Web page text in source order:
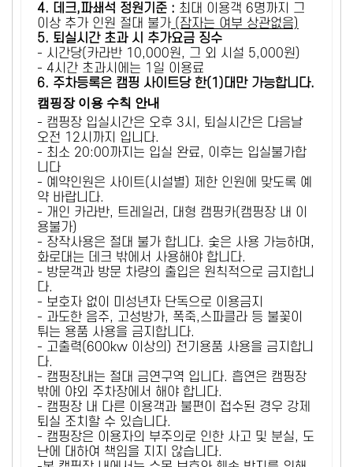
4. 데크,파쇄석 정원기준 : ​최대 이용객 6명까지 그
이상 추가 인원 절대 불가 (잠자는 여부 상관없음)
5. 퇴실시간 초과 시 추가요금 징수
- 시간당(카라반 10,000원, 그 외 시설 5,000원)
- 4시간 초과시에는 1일 이용료
6. 주차등록은 캠핑 사이트당 한(1)대만 가능합니다.
캠핑장 이용 수칙 안내
- 캠핑장 입실시간은 오후 3시, 퇴실시간은 다음날
오전 12시까지 입니다.
- 최소 20:00까지는 입실 완료, 이후는 입실불가합
니다
- 예약인원은 사이트(시설별) 제한 인원에 맞도록 예
약 바랍니다.
- 개인 카라반, 트레일러, 대형 캠핑카(캠핑장 내 이
용불가)
- 장작사용은 절대 불가 합니다. 숯은 사용 가능하며,
화로대는 데크 밖에서 사용해야 합니다.
- 방문객과 방문 차량의 출입은 원칙적으로 금지합니
다.
- 보호자 없이 미성년자 단독으로 이용금지
- 과도한 음주, 고성방가, 폭죽,스파클라 등 불꽃이
튀는 용품 사용을 금지합니다.
- 고출력(600kw 이상의) 전기용품 사용을 금지합니
다.
- 캠핑장내는 절대 금연구역 입니다. 흡연은 캠핑장
밖에 야외 주차장에서 해야 합니다.
- 캠핑장 내 다른 이용객과 불편이 접수된 경우 강제
퇴실 조치할 수 있습니다.
- 캠핑장은 이용자의 부주의로 인한 사고 및 분실, 도
난에 대하여 책임을 지지 않습니다.